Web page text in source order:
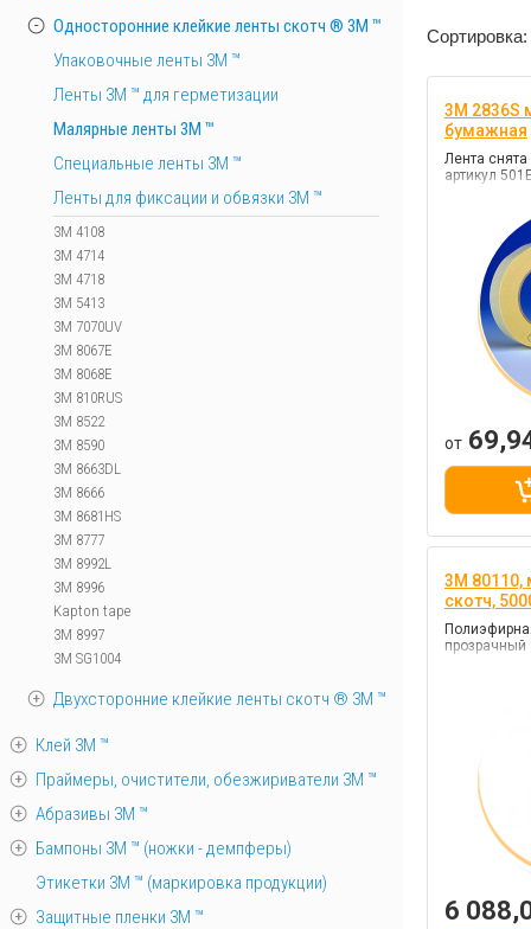
Сортировка:
3M 2836S
бумажная
Лента
артикул
от
3M 80110,
скотч,
прозрачный
6
Односторонние клейкие ленты скотч ® 3M ™
Упаковочные ленты 3М ™
Ленты 3М ™ для герметизации
Малярные ленты 3М ™
Специальные ленты 3M ™
Ленты для фиксации и обвязки 3M ™
3M 4108
3M 4714
3M 4718
3M 5413
3M 7070UV
3M 8067E
3M 8068E
3M 810RUS
3M 8522
3M 8590
3M 8663DL
3M 8666
3M 8681HS
3M 8777
3M 8992L
3M 8996
Kapton tape
3M 8997
3M SG1004
Двухсторонние клейкие ленты скотч ® 3M ™
Клей 3М ™
Праймеры, очистители, обезжириватели 3М ™
Абразивы 3М ™
Бампоны 3М ™ (ножки - демпферы)
Этикетки 3М ™ (маркировка продукции)
Защитные пленки 3М ™